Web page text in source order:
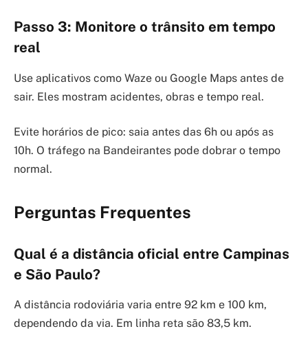
Passo 3: Monitore o trânsito em tempo
real
Use aplicativos como Waze ou Google Maps antes de
sair. Eles mostram acidentes, obras e tempo real.
Evite horários de pico: saia antes das 6h ou após as
10h. O tráfego na Bandeirantes pode dobrar o tempo
normal.
Perguntas Frequentes
Qual é a distância oficial entre Campinas
e São Paulo?
A distância rodoviária varia entre 92 km e 100 km,
dependendo da via. Em linha reta são 83,5 km.